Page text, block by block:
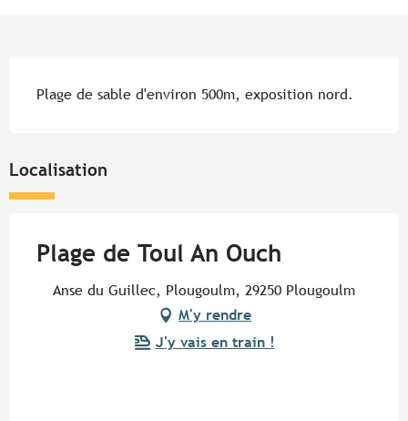
Plage de sable d'environ 500m, exposition nord.
Localisation
Plage de Toul An Ouch
Anse du Guillec, Plougoulm, 29250 Plougoulm
M'y rendre
J'y vais en train !